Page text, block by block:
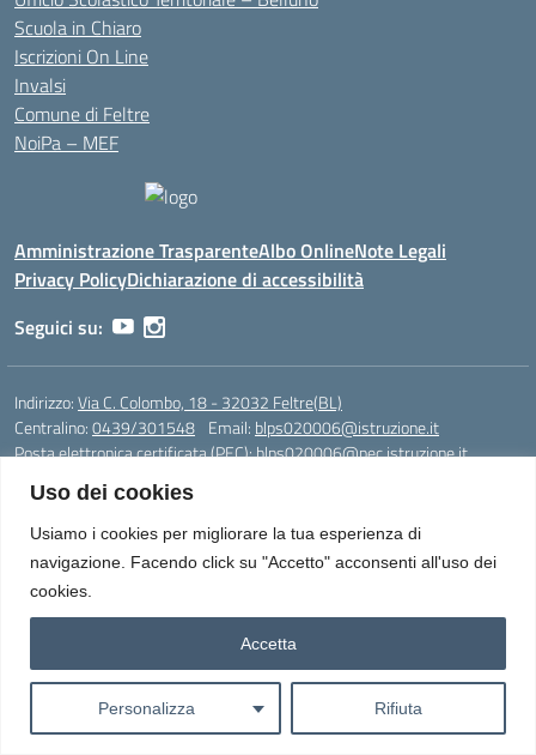
Uso dei cookies
Usiamo i cookies per migliorare la tua esperienza di
navigazione. Facendo click su "Accetto" acconsenti all'uso dei
cookies.
Personalizza Rifiuta
Accetta
Scuola in Chiaro
Iscrizioni On Line
Invalsi
Comune di Feltre
NoiPa – MEF
Amministrazione TrasparenteAlbo OnlineNote Legali
Privacy PolicyDichiarazione di accessibilità
Seguici su:
Indirizzo:Via C. Colombo, 18 - 32032 Feltre(BL)
Centralino:0439/301548 Email: blps020006@istruzione.it
Posta elettronica certificata (PEC):blps020006@pec.istruzione.it
Codice fiscale: 82005420250
Codice meccanografico:
BLPS020006
Codice Indice delle Pubbliche Amministrazioni (IPA): istsc_blps020006
Codice unico di fatturazione (CUF): UFBAL5
Idea e progetto di Designers Italia